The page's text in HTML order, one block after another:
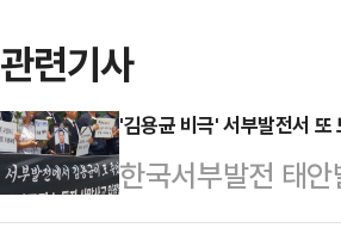
관련기사
'김용균 비극' 서부발전서
한국서부발전 태
끼여 숨지는 사고